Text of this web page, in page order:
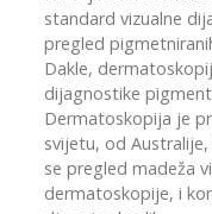
standard vizualne
pregled
Dakle,
dijagnostike
Dermatoskopija je
svijetu, od Australije,
se pregled madeža
dermatoskopije, i